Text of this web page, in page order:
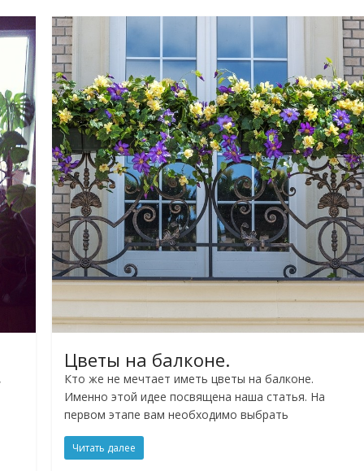
Цветы на балконе.
Кто же не мечтает иметь цветы на балконе.
Именно этой идее посвящена наша статья. На
первом этапе вам необходимо выбрать
Читать далее